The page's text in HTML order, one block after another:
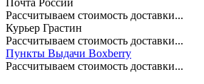
Рассчитываем стоимость доставки...
Курьер Грастин
Рассчитываем стоимость доставки...
Пункты Выдачи Boxberry
Рассчитываем стоимость доставки...